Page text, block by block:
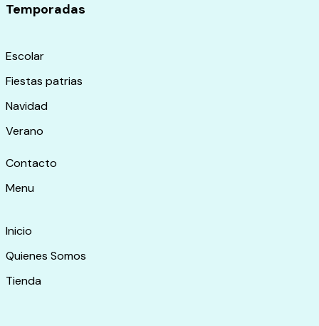
Temporadas
Escolar
Fiestas patrias
Navidad
Verano
Contacto
Menu
Inicio
Quienes Somos
Tienda